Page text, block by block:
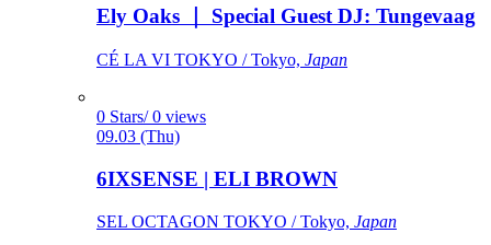
Ely Oaks ｜ Special Guest DJ: Tungevaag
CÉ LA VI TOKYO / Tokyo, Japan
0 Stars/ 0 views
09.03 (Thu)
6IXSENSE | ELI BROWN
SEL OCTAGON TOKYO / Tokyo, Japan